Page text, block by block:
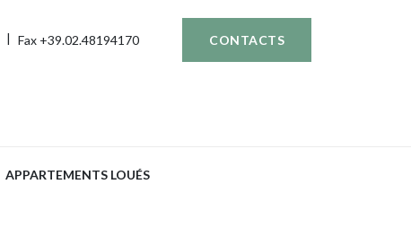
Fax +39.02.48194170 CONTACTS
APPARTEMENTS LOUÉS